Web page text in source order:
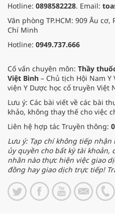
Hotline: 0898582228. Email:
Văn phòng TP.HCM: 909 Âu
Chí Minh
Hotline: 0949.737.666
Cố vấn chuyên môn: Thầy
Việt Bình – Chủ tịch Hội Nam Y
viện Y Dược học cổ truyền Việt
Lưu ý: Các bài viết về các bài
khảo, không thay thế cho việc
Liên hệ hợp tác Truyền thông:
Lưu ý: Tạp chí không tiếp
ủy quyền cho bất kỳ tài khoản,
nhân nào thực hiện việc giao
đồng hay giao dịch trực tiếp!